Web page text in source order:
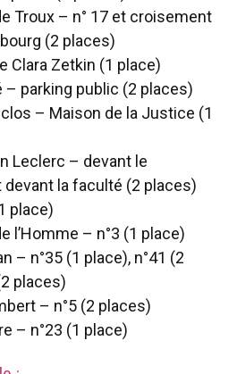
Troux – n° 17 et croisement
(2 places)
Clara Zetkin (1 place)
– parking public (2 places)
– Maison de la Justice (1
Leclerc – devant le
la faculté (2 places)
place)
l’Homme – n°3 (1 place)
– n°35 (1 place), n°41 (2
places)
– n°5 (2 places)
– n°23 (1 place)